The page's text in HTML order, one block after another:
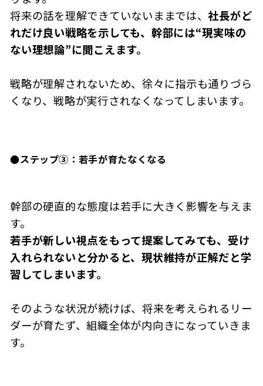
将来の話を理解できていないままでは、社長がど
れだけ良い戦略を示しても、幹部には“現実味の
ない理想論”に聞こえます。
戦略が理解されないため、徐々に指示も通りづら
くなり、戦略が実行されなくなってしまいます。
●ステップ③：若手が育たなくなる
幹部の硬直的な態度は若手に大きく影響を与えま
す。
若手が新しい視点をもって提案してみても、受け
入れられないと分かると、現状維持が正解だと学
習してしまいます。
そのような状況が続けば、将来を考えられるリー
ダーが育たず、組織全体が内向きになっていきま
す。